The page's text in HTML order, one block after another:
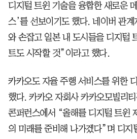
디지털 트윈 기술을 융합한 새로운
스’를 선보이기도 했다. 네이버 관
와 손잡고 일본 내 도시들을 디지털
트도 시작할 것”이라고 했다.
카카오도 자율 주행 서비스를 위한
했다. 카카오 자회사 카카오모빌리
콘퍼런스에서 “올해를 디지털 트윈
의 미래를 준비해 나가겠다”며 디지